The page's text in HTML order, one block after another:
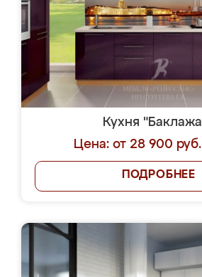
Кухня
Цена: от 28 900
ПОДРОБНЕЕ